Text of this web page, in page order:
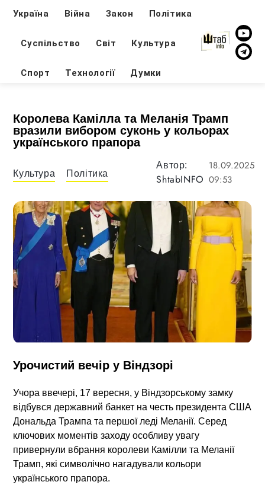
Україна Війна Закон Політика
Суспільство Світ Культура
Спорт Технології Думки
Королева Камілла та Меланія Трамп
вразили вибором суконь у кольорах
українського прапора
Культура Політика
Автор:
ShtabINFO
18.09.2025
09:53
Урочистий вечір у Віндзорі
Учора ввечері, 17 вересня, у Віндзорському замку
відбувся державний банкет на честь президента США
Дональда Трампа та першої леді Меланії. Серед
ключових моментів заходу особливу увагу
привернули вбрання королеви Камілли та Меланії
Трамп, які символічно нагадували кольори
українського прапора.